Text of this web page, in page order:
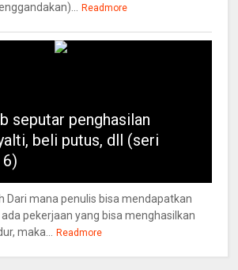
Readmore
seputar penghasilan
beli putus, dll (seri
Dari mana penulis bisa mendapatkan
pekerjaan yang bisa menghasilkan
maka... Readmore